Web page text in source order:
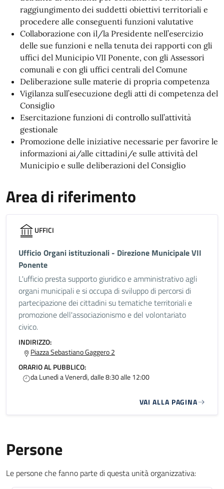
raggiungimento dei suddetti obiettivi territoriali e
procedere alle conseguenti funzioni valutative
Collaborazione con il/la Presidente nell’esercizio
delle sue funzioni e nella tenuta dei rapporti con gli
uffici del Municipio VII Ponente, con gli Assessori
comunali e con gli uffici centrali del Comune
Deliberazione sulle materie di propria competenza
Vigilanza sull’esecuzione degli atti di competenza del
Consiglio
Esercitazione funzioni di controllo sull’attività
gestionale
Promozione delle iniziative necessarie per favorire le
informazioni ai/alle cittadini/e sulle attività del
Municipio e sulle deliberazioni del Consiglio
Area di riferimento
UFFICI
Ufficio Organi istituzionali - Direzione Municipale VII
Ponente
L'ufficio presta supporto giuridico e amministrativo agli
organi municipali e si occupa di sviluppo di percorsi di
partecipazione dei cittadini su tematiche territoriali e
promozione dell'associazionismo e del volontariato
civico.
INDIRIZZO:
Piazza Sebastiano Gaggero 2
ORARIO AL PUBBLICO:
da Lunedì a Venerdì, dalle 8:30 alle 12:00
VAI ALLA PAGINA
Persone
Le persone che fanno parte di questa unità organizzativa: